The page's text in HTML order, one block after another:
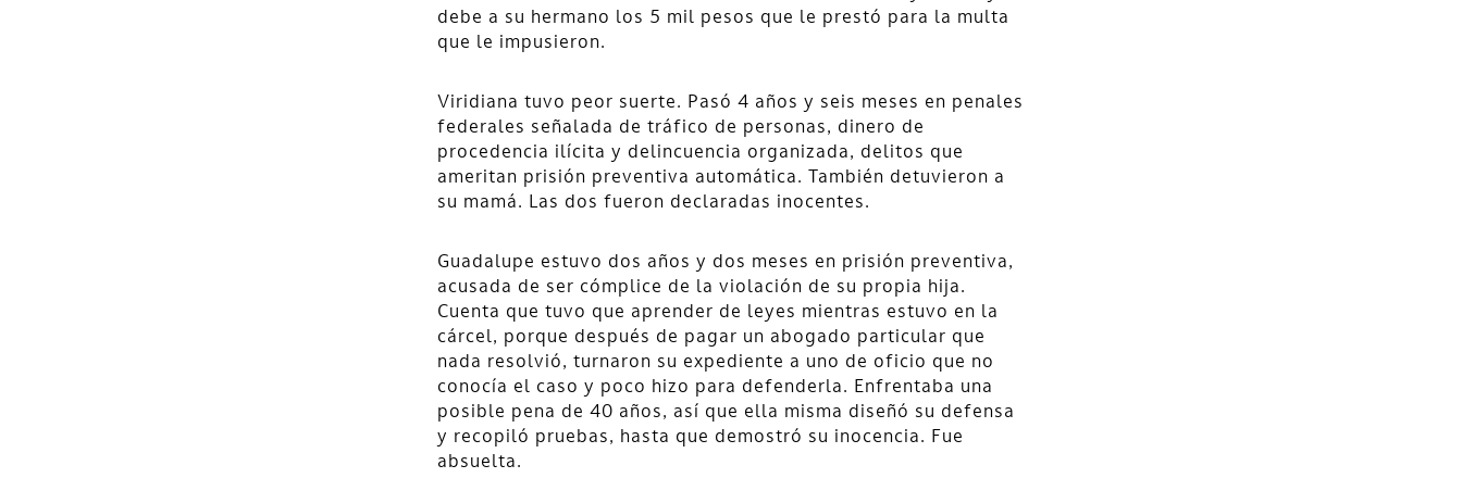
debe a su hermano los 5 mil pesos que le prestó para la multa
que le impusieron.
Viridiana tuvo peor suerte. Pasó 4 años y seis meses en penales
federales señalada de tráfico de personas, dinero de
procedencia ilícita y delincuencia organizada, delitos que
ameritan prisión preventiva automática. También detuvieron a
su mamá. Las dos fueron declaradas inocentes.
Guadalupe estuvo dos años y dos meses en prisión preventiva,
acusada de ser cómplice de la violación de su propia hija.
Cuenta que tuvo que aprender de leyes mientras estuvo en la
cárcel, porque después de pagar un abogado particular que
nada resolvió, turnaron su expediente a uno de oficio que no
conocía el caso y poco hizo para defenderla. Enfrentaba una
posible pena de 40 años, así que ella misma diseñó su defensa
y recopiló pruebas, hasta que demostró su inocencia. Fue
absuelta.